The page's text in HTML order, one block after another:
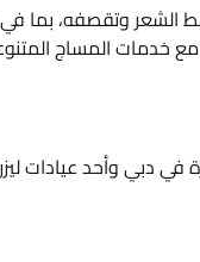
وتقصفه، بما في
خدمات المساج
في دبي وأحد عيادات